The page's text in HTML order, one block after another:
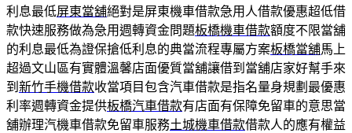
利息最低屏東當舖絕對是屏東機車借款急用人借款優惠超低借
款快速服務做為急用週轉資金問題板橋機車借款額度不限當舖
的利息最低為證保搶低利息的典當流程專屬方案板橋當舖馬上
超過文山區有實體溫馨店面優質當舖讓借到當舖店家好幫手來
到 新竹手機借款收當項目包含汽車借款是指名量身規劃最優惠
利率週轉資金提供板橋汽車借款有店面有保障免留車的意思當
舖辦理汽機車借款免留車服務土城機車借款借款人的應有權益